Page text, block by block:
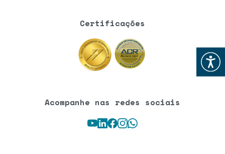
Abrir
Certificações
Acompanhe nas redes sociais
Youtube
LinkedIn
Facebook
Instagram
WhatsApp